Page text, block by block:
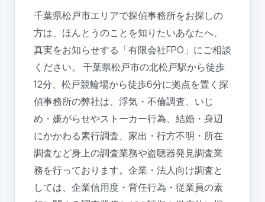
千葉県松戸市エリアで探偵事務所をお探しの
方は、ほんとうのことを知りたいあなたへ、
真実をお知らせする「有限会社FPO」にご相談
ください。 千葉県松戸市の北松戸駅から徒歩
12分、松戸競輪場から徒歩6分に拠点を置く探
偵事務所の弊社は、浮気・不倫調査、いじ
め・嫌がらせやストーカー行為、結婚・身辺
にかかわる素行調査、家出・行方不明・所在
調査など身上の調査業務や盗聴器発見調査業
務を行っております。企業・法人向け調査と
しては、企業信用度・背任行為・従業員の素